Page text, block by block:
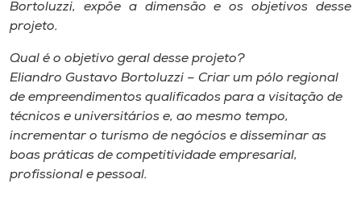
Selecione
A+
A-
Bortoluzzi, expõe a dimensão e os objetivos desse
projeto.
Qual é o objetivo geral desse projeto?
Eliandro Gustavo Bortoluzzi – Criar um pólo regional
de empreendimentos qualificados para a visitação de
técnicos e universitários e, ao mesmo tempo,
incrementar o turismo de negócios e disseminar as
boas práticas de competitividade empresarial,
profissional e pessoal.